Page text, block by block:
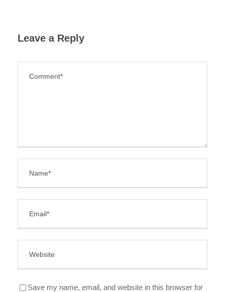
Leave a Reply
Save my name, email, and website in this browser for